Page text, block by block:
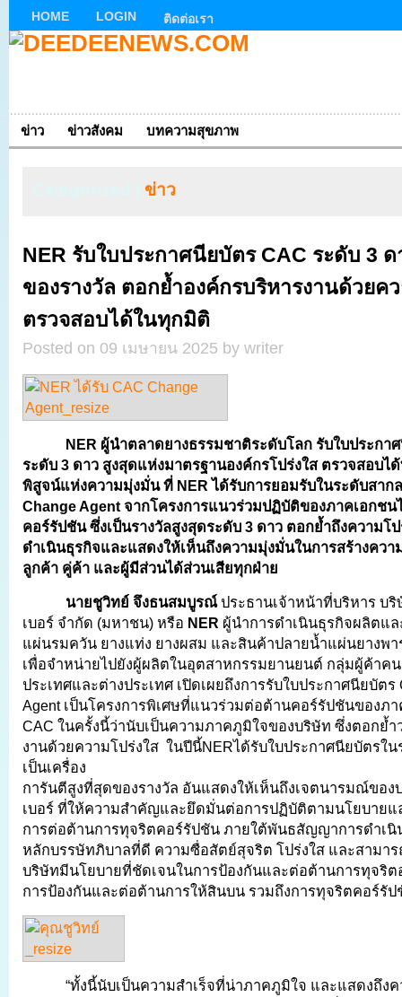
HOME LOGIN ติดต่อเรา
ข่าว ข่าวสังคม บทความสุขภาพ
ข่าว
NER รับใบประกาศนียบัตร CAC ระดับ 3
ของรางวัล ตอกย้ำองค์กรบริหารงานด้วยค
ตรวจสอบได้ในทุกมิติ
Posted on 09 เมษายน 2025 by writer
NER ผู้นำตลาดยางธรรมชาติระดับโลก รับใบประกา
ระดับ 3 ดาว สูงสุดแห่งมาตรฐานองค์กรโปร่งใส ตรวจสอบ
พิสูจน์แห่งความมุ่งมั่น ที่ NERได้รับการยอมรับในระดับสาก
Change Agent จากโครงการแนวร่วมปฏิบัติของภาคเอกชน
คอร์รัปชัน ซึ่งเป็นรางวัลสูงสุดระดับ 3 ดาว ตอกย้ำถึงความโ
ดำเนินธุรกิจและแสดงให้เห็นถึงความมุ่งมั่นในการสร้างควา
ลูกค้า คู่ค้า และผู้มีส่วนได้ส่วนเสียทุกฝ่าย
นายชูวิทย์ จึงธนสมบูรณ์ ประธานเจ้าหน้าที่บริหาร บ
เบอร์ จำกัด (มหาชน) หรือ NER ผู้นำการดำเนินธุรกิจผลิตแ
แผ่นรมควัน ยางแท่ง ยางผสม และสินค้าปลายน้ำแผ่นยางพ
เพื่อจำหน่ายไปยังผู้ผลิตในอุตสาหกรรมยานยนต์ กลุ่มผู้ค้าคน
ประเทศและต่างประเทศ เปิดเผยถึงการรับใบประกาศนียบัตร
Agent เป็นโครงการพิเศษที่แนวร่วมต่อต้านคอร์รัปชันของภ
CAC ในครั้งนี้ว่านับเป็นความภาคภูมิใจของบริษัท ซึ่งตอกย้ำ
งานด้วยความโปร่งใส ในปีนี้NERได้รับใบประกาศนียบัตรใน
เป็นเครื่อง
การันตีสูงที่สุดของรางวัล อันแสดงให้เห็นถึงเจตนารมณ์ของ
เบอร์ ที่ให้ความสำคัญและยึดมั่นต่อการปฏิบัติตามนโยบาย
การต่อต้านการทุจริตคอร์รัปชัน ภายใต้พันธสัญญาการดำเนิ
หลักบรรษัทภิบาลที่ดี ความซื่อสัตย์สุจริต โปร่งใส และสามา
บริษัทมีนโยบายที่ชัดเจนในการป้องกันและต่อต้านการทุจริต
การป้องกันและต่อต้านการให้สินบน รวมถึงการทุจริตคอร์รั
“ทั้งนี้นับเป็นความสำเร็จที่น่าภาคภูมิใจ และแสดงถึง